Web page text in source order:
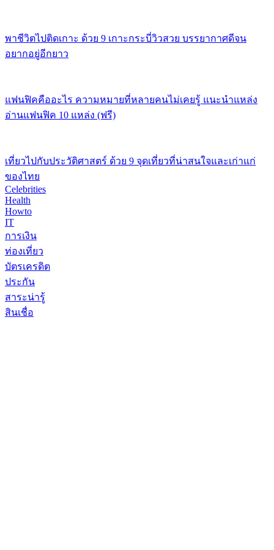
พาชีวิตไปติดเกาะ ด้วย 9 เกาะกระบี่วิวสวย บรรยากาศดีจน
อยากอยู่อีกยาว
แฟนฟิคคืออะไร ความหมายที่หลายคนไม่เคยรู้ แนะนำแหล่ง
อ่านแฟนฟิค 10 แหล่ง (ฟรี)
เที่ยวไปกับประวัติศาสตร์ ด้วย 9 จุดเที่ยวที่น่าสนใจและเก่าแก่
ของไทย
Celebrities
Health
Howto
IT
การเงิน
ท่องเที่ยว
บัตรเครดิต
ประกัน
สาระน่ารู้
สินเชื่อ